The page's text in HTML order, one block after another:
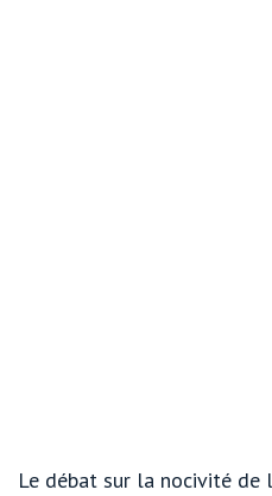
Le débat sur la nocivité